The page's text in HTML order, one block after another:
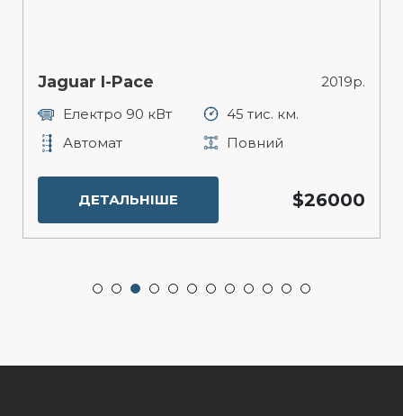
Jaguar I-Pace
2019р.
Електро 90 кВт
45 тис. км.
Автомат
Повний
ДЕТАЛЬНІШЕ $26000